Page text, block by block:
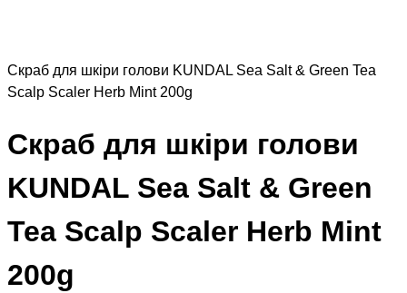
Скраб для шкіри голови KUNDAL Sea Salt & Green Tea
Scalp Scaler Herb Mint 200g
Скраб для шкіри голови
KUNDAL Sea Salt & Green
Tea Scalp Scaler Herb Mint
200g